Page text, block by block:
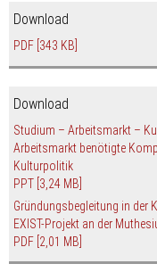
Download
PDF [343 KB]
Download
Studium – Arbeitsmarkt –
Arbeitsmarkt benötigte
Kulturpolitik
PPT [3,24 MB]
Gründungsbegleitung in der
EXIST-Projekt an der
PDF [2,01 MB]